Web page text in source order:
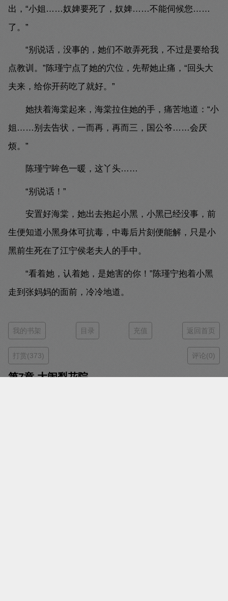
出，“小姐……奴婢要死了，奴婢……不能伺候您……
了。”
“别说话，没事的，她们不敢弄死我，不过是要给我
点教训。”陈瑾宁点了她的穴位，先帮她止痛，“回头大
夫来，给你开药吃了就好。”
她扶着海棠起来，海棠拉住她的手，痛苦地道：“小
姐……别去告状，一而再，再而三，国公爷……会厌
烦。”
陈瑾宁眸色一暖，这丫头……
“别说话！”
安置好海棠，她出去抱起小黑，小黑已经没事，前
生便知道小黑身体可抗毒，中毒后片刻便能解，只是小
黑前生死在了江宁侯老夫人的手中。
“看着她，认着她，是她害的你！”陈瑾宁抱着小黑
走到张妈妈的面前，冷冷地道。
我的书架 目录 充值 返回首页
打赏(373) 评论(0)
第7章 大闹梨花院